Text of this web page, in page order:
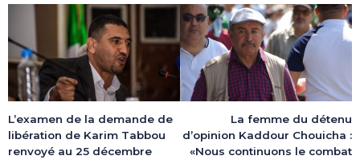
L’examen de la demande de
libération de Karim Tabbou
renvoyé au 25 décembre
La femme du détenu
d’opinion Kaddour Chouicha :
«Nous continuons le combat